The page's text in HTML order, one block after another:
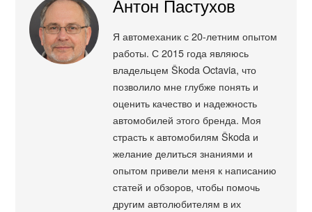
Антон Пастухов
Я автомеханик с 20-летним опытом
работы. С 2015 года являюсь
владельцем Škoda Octavia, что
позволило мне глубже понять и
оценить качество и надежность
автомобилей этого бренда. Моя
страсть к автомобилям Škoda и
желание делиться знаниями и
опытом привели меня к написанию
статей и обзоров, чтобы помочь
другим автолюбителям в их